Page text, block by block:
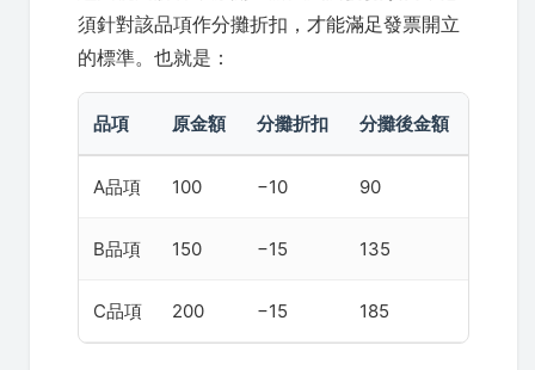
須針對該品項作分攤折扣，才能滿足發票開立
的標準。也就是：
品項 原金額 分攤折扣 分攤後金額
A品項 100 −10 90
B品項 150 −15 135
C品項 200 −15 185